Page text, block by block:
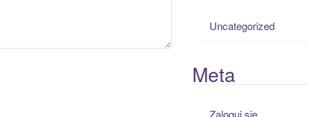
Uncategorized
Meta
Zaloguj się